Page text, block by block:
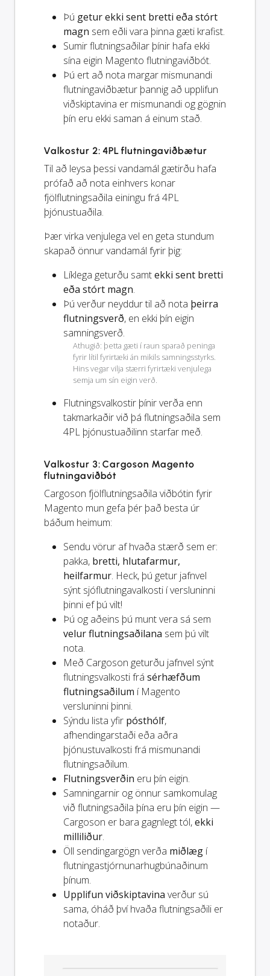
Þú getur ekki sent bretti eða stórt
magn sem eðli vara þinna gæti krafist.
Sumir flutningsaðilar þínir hafa ekki
sína eigin Magento flutningaviðbót.
Þú ert að nota margar mismunandi
flutningaviðbætur þannig að upplifun
viðskiptavina er mismunandi og gögnin
þín eru ekki saman á einum stað.
Valkostur 2: 4PL flutningaviðbætur
Til að leysa þessi vandamál gætirðu hafa
prófað að nota einhvers konar
fjölflutningsaðila einingu frá 4PL
þjónustuaðila.
Þær virka venjulega vel en geta stundum
skapað önnur vandamál fyrir þig:
Líklega geturðu samtekki sent bretti
eða stórt magn.
Þú verður neyddur til að nota þeirra
flutningsverð, en ekki þín eigin
samningsverð.
Athugið: þetta gæti í raun sparað peninga
fyrir lítil fyrirtæki án mikils samningsstyrks.
Hins vegar vilja stærri fyrirtæki venjulega
semja um sín eigin verð.
Flutningsvalkostir þínir verða enn
takmarkaðir við þá flutningsaðila sem
4PL þjónustuaðilinn starfar með.
Valkostur 3: Cargoson Magento
flutningaviðbót
Cargoson fjölflutningsaðila viðbótin fyrir
Magento mun gefa þér það besta úr
báðum heimum:
Sendu vörur af hvaða stærð sem er:
pakka, bretti, hlutafarmur,
heilfarmur. Heck, þú getur jafnvel
sýnt sjóflutningavalkosti í versluninni
þinni ef þú vilt!
Þú og aðeins þú munt vera sá sem
velur flutningsaðilana sem þú vilt
nota.
Með Cargoson geturðu jafnvel sýnt
flutningsvalkosti frá sérhæfðum
flutningsaðilum í Magento
versluninni þinni.
Sýndu lista yfir pósthólf,
afhendingarstaði eða aðra
þjónustuvalkosti frá mismunandi
flutningsaðilum.
Flutningsverðin eru þín eigin.
Samningarnir og önnur samkomulag
við flutningsaðila þína eru þín eigin —
Cargoson er bara gagnlegt tól,ekki
milliliður.
Öll sendingargögn verða miðlæg í
flutningastjórnunarhugbúnaðinum
þínum.
Upplifun viðskiptavina verður sú
sama, óháð því hvaða flutningsaðili er
notaður.